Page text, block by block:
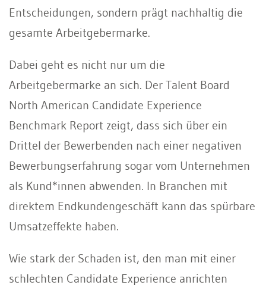
Entscheidungen, sondern prägt nachhaltig die
gesamte Arbeitgebermarke.
Dabei geht es nicht nur um die
Arbeitgebermarke an sich. Der Talent Board
North American Candidate Experience
Benchmark Report zeigt, dass sich über ein
Drittel der Bewerbenden nach einer negativen
Bewerbungserfahrung sogar vom Unternehmen
als Kund*innen abwenden. In Branchen mit
direktem Endkundengeschäft kann das spürbare
Umsatzeffekte haben.
Wie stark der Schaden ist, den man mit einer
schlechten Candidate Experience anrichten